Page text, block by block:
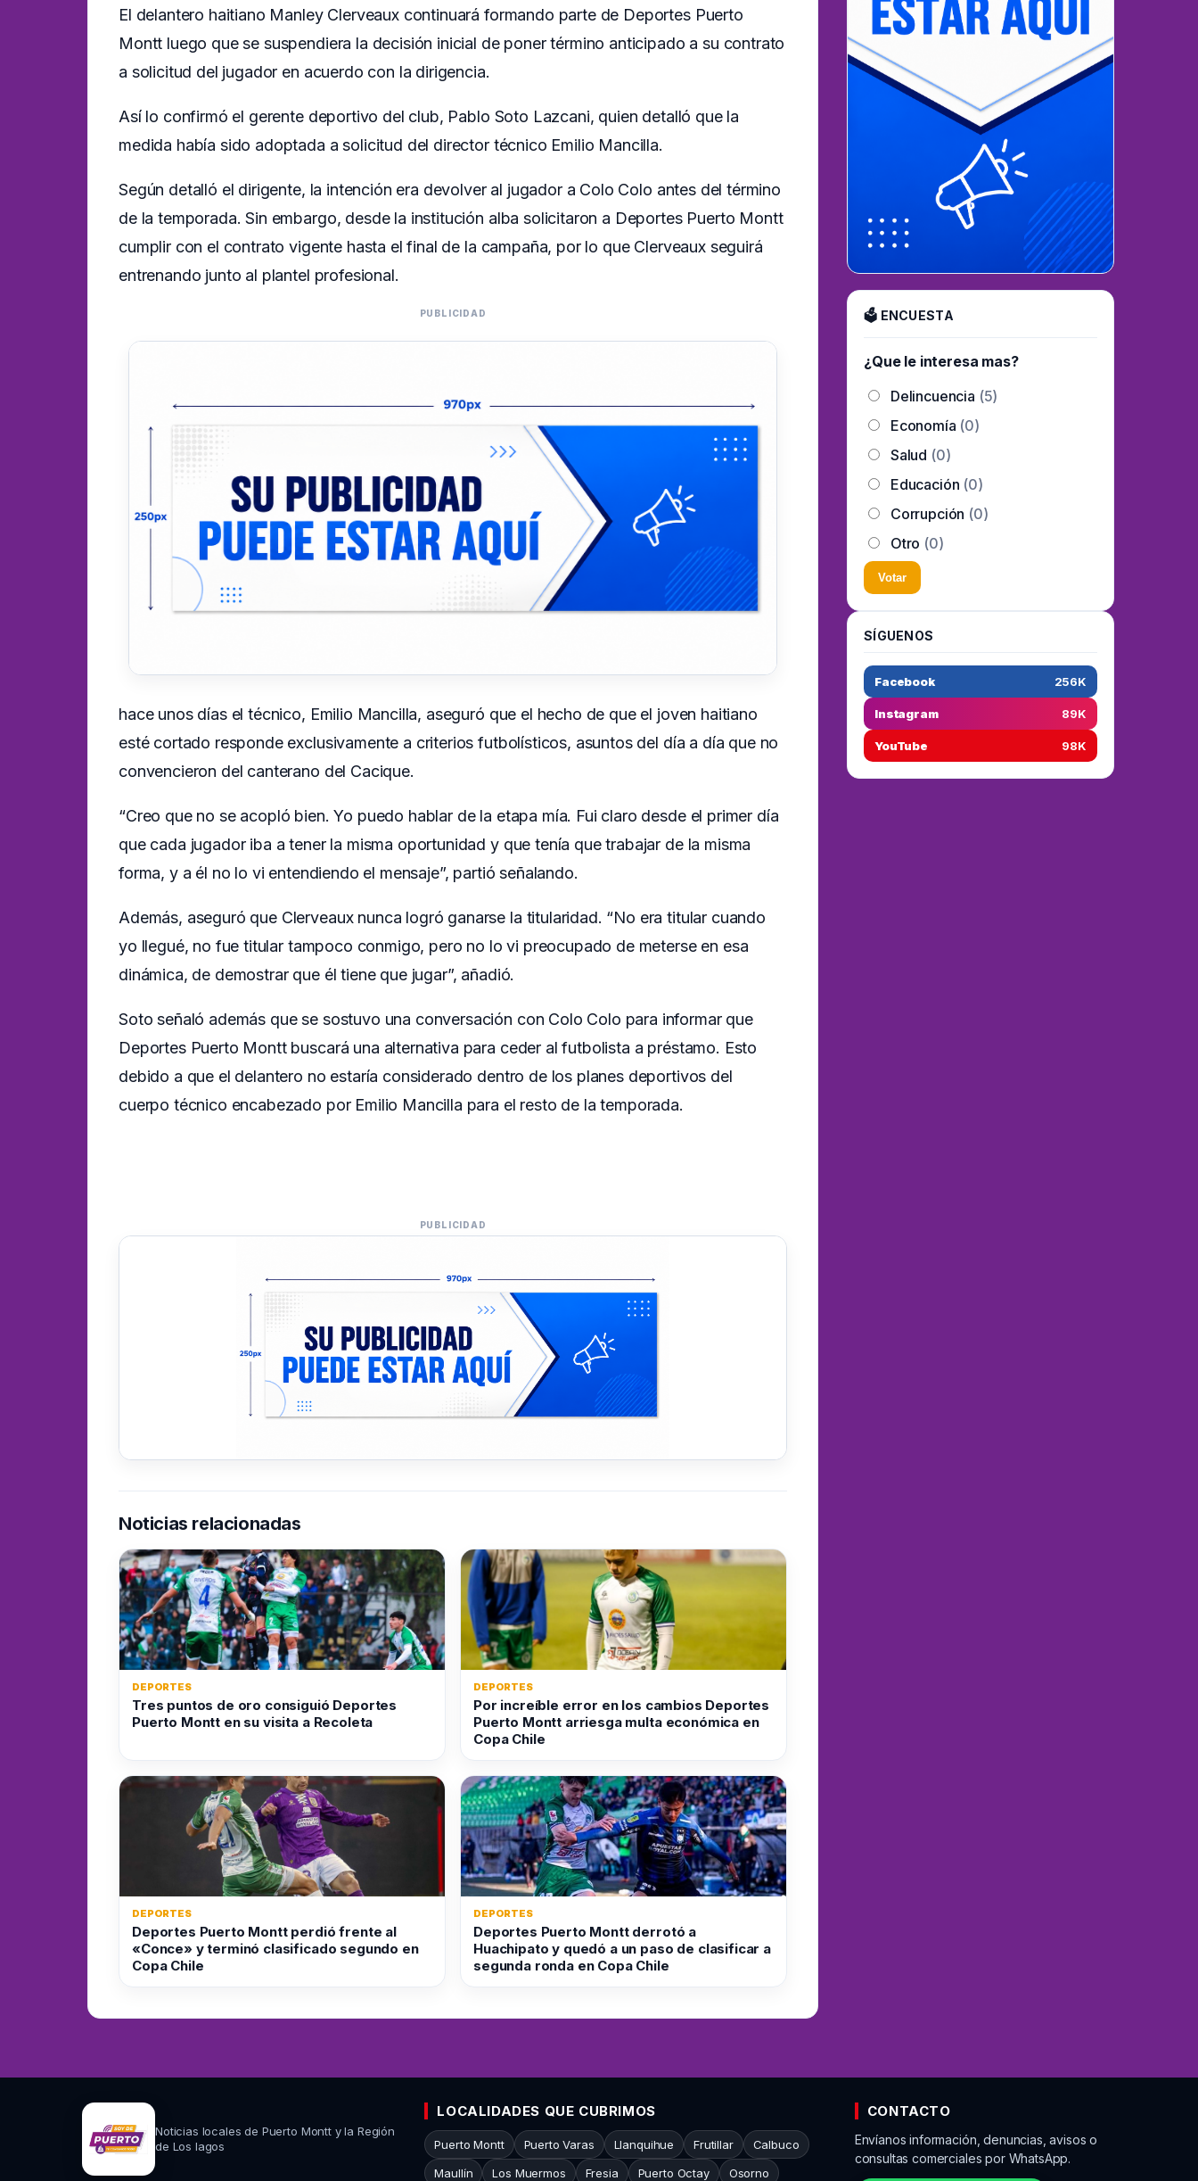
El delantero haitiano Manley Clerveaux continuará formando parte de Deportes Puerto
Montt luego que se suspendiera la decisión inicial de poner término anticipado a su contrato
a solicitud del jugador en acuerdo con la dirigencia.
Así lo confirmó el gerente deportivo del club, Pablo Soto Lazcani, quien detalló que la
medida había sido adoptada a solicitud del director técnico Emilio Mancilla.
Según detalló el dirigente, la intención era devolver al jugador a Colo Colo antes del término
de la temporada. Sin embargo, desde la institución alba solicitaron a Deportes Puerto Montt
cumplir con el contrato vigente hasta el final de la campaña, por lo que Clerveaux seguirá
entrenando junto al plantel profesional.
PUBLICIDAD
hace unos días el técnico, Emilio Mancilla, aseguró que el hecho de que el joven haitiano
esté cortado responde exclusivamente a criterios futbolísticos, asuntos del día a día que no
convencieron del canterano del Cacique.
“Creo que no se acopló bien. Yo puedo hablar de la etapa mía. Fui claro desde el primer día
que cada jugador iba a tener la misma oportunidad y que tenía que trabajar de la misma
forma, y a él no lo vi entendiendo el mensaje”, partió señalando.
Además, aseguró que Clerveaux nunca logró ganarse la titularidad. “No era titular cuando
yo llegué, no fue titular tampoco conmigo, pero no lo vi preocupado de meterse en esa
dinámica, de demostrar que él tiene que jugar”, añadió.
Soto señaló además que se sostuvo una conversación con Colo Colo para informar que
Deportes Puerto Montt buscará una alternativa para ceder al futbolista a préstamo. Esto
debido a que el delantero no estaría considerado dentro de los planes deportivos del
cuerpo técnico encabezado por Emilio Mancilla para el resto de la temporada.
PUBLICIDAD
Noticias relacionadas
DEPORTES
Tres puntos de oro consiguió Deportes
Puerto Montt en su visita a Recoleta
DEPORTES
Por increíble error en los cambios Deportes
Puerto Montt arriesga multa económica en
Copa Chile
DEPORTES
Deportes Puerto Montt perdió frente al
«Conce» y terminó clasificado segundo en
Copa Chile
DEPORTES
Deportes Puerto Montt derrotó a
Huachipato y quedó a un paso de clasificar a
segunda ronda en Copa Chile
🗳 ENCUESTA
¿Que le interesa mas?
Delincuencia (5)
Economía (0)
Salud (0)
Educación (0)
Corrupción (0)
Otro (0)
Votar
SÍGUENOS
Facebook 256K
Instagram 89K
YouTube 98K
Noticias locales de Puerto Montt y la Región
de Los lagos
LOCALIDADES QUE CUBRIMOS
Puerto Montt Puerto Varas Llanquihue Frutillar
Calbuco
Maullín
Los Muermos Fresia Puerto Octay Osorno
CONTACTO
Envíanos información, denuncias, avisos o
consultas comerciales por WhatsApp.